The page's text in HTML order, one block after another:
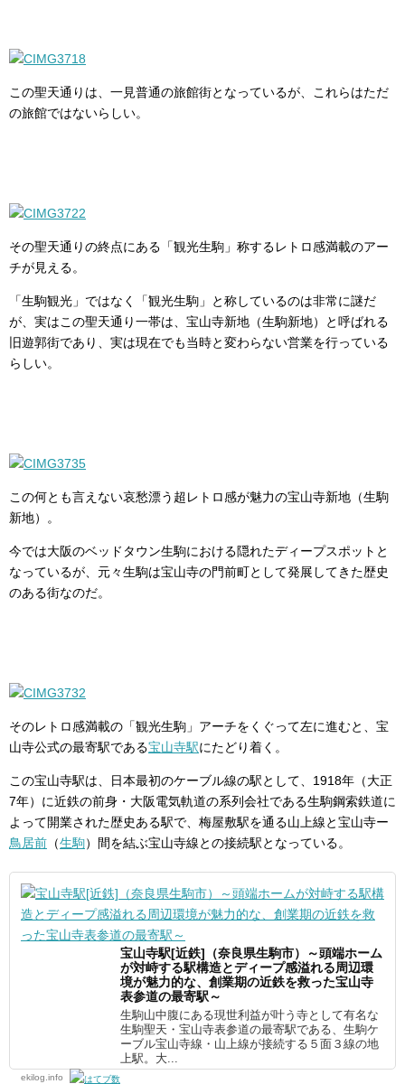
この聖天通りは、一見普通の旅館街となっているが、これらはただ
の旅館ではないらしい。
その聖天通りの終点にある「観光生駒」称するレトロ感満載のアー
チが見える。
「生駒観光」ではなく「観光生駒」と称しているのは非常に謎だ
が、実はこの聖天通り一帯は、宝山寺新地（生駒新地）と呼ばれる
旧遊郭街であり、実は現在でも当時と変わらない営業を行っている
らしい。
この何とも言えない哀愁漂う超レトロ感が魅力の宝山寺新地（生駒
新地）。
今では大阪のベッドタウン生駒における隠れたディープスポットと
なっているが、元々生駒は宝山寺の門前町として発展してきた歴史
のある街なのだ。
そのレトロ感満載の「観光生駒」アーチをくぐって左に進むと、宝
山寺公式の最寄駅である宝山寺駅にたどり着く。
この宝山寺駅は、日本最初のケーブル線の駅として、1918年（大正
7年）に近鉄の前身・大阪電気軌道の系列会社である生駒鋼索鉄道に
よって開業された歴史ある駅で、梅屋敷駅を通る山上線と宝山寺ー
鳥居前 （生駒）間を結ぶ宝山寺線との接続駅となっている。
宝山寺駅[近鉄]（奈良県生駒市）～頭端ホーム
が対峙する駅構造とディープ感溢れる周辺環
境が魅力的な、創業期の近鉄を救った宝山寺
表参道の最寄駅～
生駒山中腹にある現世利益が叶う寺として有名な
生駒聖天・宝山寺表参道の最寄駅である、生駒ケ
ーブル宝山寺線・山上線が接続する５面３線の地
上駅。大...
ekilog.info